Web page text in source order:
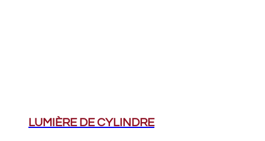
LUMIÈRE DE CYLINDRE